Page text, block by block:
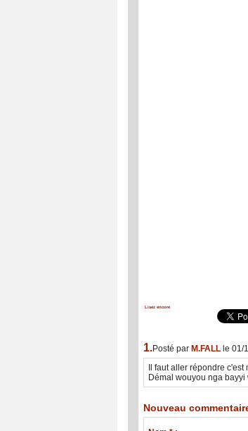
Lisez encore
1.Posté par M.FALL le 01/
Il faut aller répondre
Démal wouyou nga bayyi
Nouveau